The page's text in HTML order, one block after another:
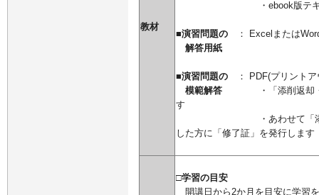
教材
・ebook版テキスト
■演習問題の
： Excelまたは
解答用紙
■演習問題の
： PDF(プリント
模範解答
・「添削返却
す
・あわせて「添削後の解
した方に「修了証」を発行
□学習の目安
開講日から2か月を目安に学習